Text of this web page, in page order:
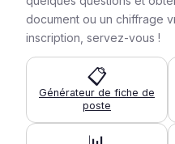
document ou un chiffrage
inscription, servez-vous !
📋
Générateur de fiche de
poste